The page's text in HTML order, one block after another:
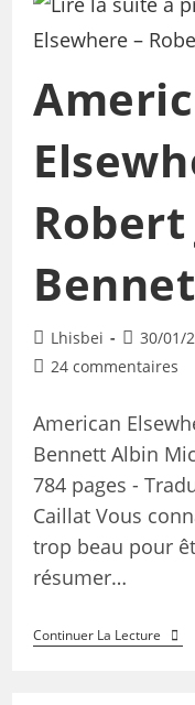
Robert
Lhisbei 30/01/
24 commentaires
American
Bennett Albin
784 pages -
Caillat Vous
trop beau pour
résumer…
Continuer La Lecture